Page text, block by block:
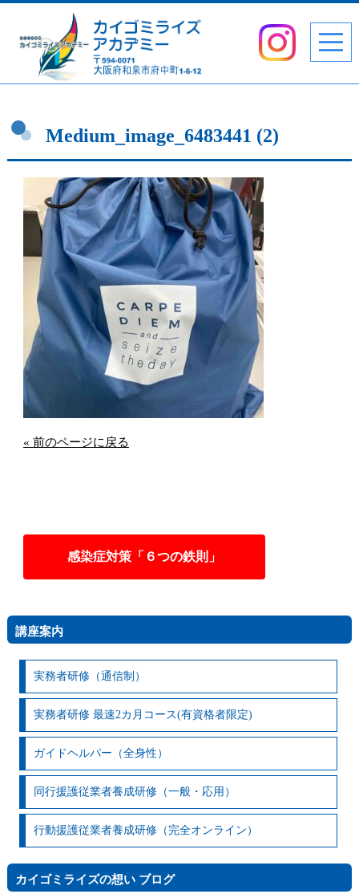
Medium_image_6483441 (2)
« 前のページに戻る
感染症対策「６つの鉄則」
講座案内
実務者研修（通信制）
実務者研修 最速2カ月コース(有資格者限定)
ガイドヘルパー（全身性）
同行援護従業者養成研修（一般・応用）
行動援護従業者養成研修（完全オンライン）
カイゴミライズの想い ブログ